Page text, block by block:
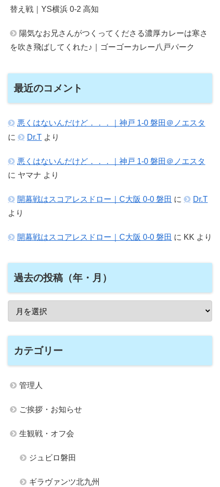
替え戦｜YS横浜 0-2 高知
陽気なお兄さんがつくってくださる濃厚カレーは寒さ
を吹き飛ばしてくれた♪｜ゴーゴーカレー八戸パーク
最近のコメント
悪くはないんだけど．．．｜神戸 1-0 磐田＠ノエスタ
に
Dr.T より
悪くはないんだけど．．．｜神戸 1-0 磐田＠ノエスタ
に ヤマナ より
開幕戦はスコアレスドロー｜C大阪 0-0 磐田 に
Dr.T
より
開幕戦はスコアレスドロー｜C大阪 0-0 磐田 に KK より
過去の投稿（年・月）
カテゴリー
管理人
ご挨拶・お知らせ
生観戦・オフ会
ジュビロ磐田
ギラヴァンツ北九州